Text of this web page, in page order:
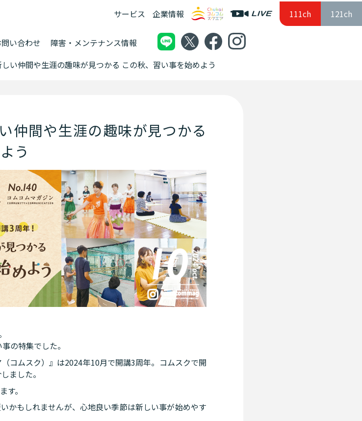
サービス 企業情報 111ch 121ch
い合わせ
障害・メンテナンス情報
い仲間や生涯の趣味が見つかる この秋、習い事を始めよう
仲間や生涯の趣味が見つかる
う
の特集でした。
コムスク）』は2024年10月で開講3周年。コムスクで開
ました。
す。
かもしれませんが、心地良い季節は新しい事が始めやす